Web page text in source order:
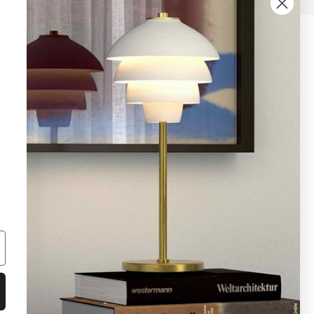
08 - 654 29 00
info@ljusbutik.se
Fler kontaktuppgifter »
Adress:
Kungsholmsgatan 6, 112 27
Stockholm